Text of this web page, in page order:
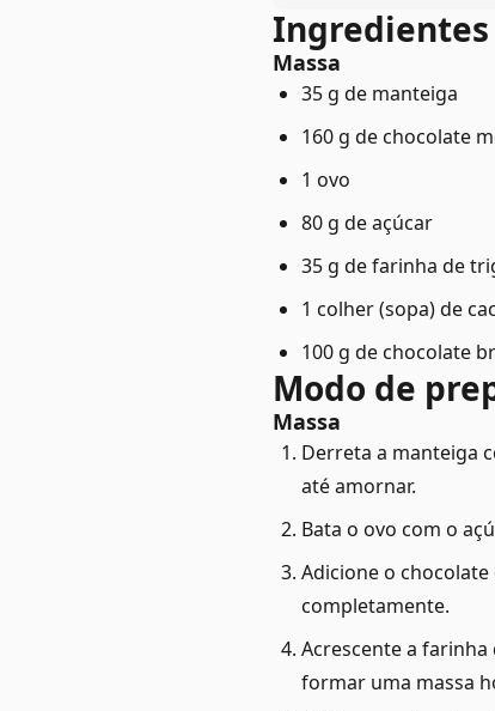
Ingredientes
Massa
35 g de manteiga
160 g de chocolate
1 ovo
80 g de açúcar
35 g de farinha de
1 colher (sopa) de
100 g de chocolate
Modo de
Massa
Derreta a manteiga
até amornar.
Bata o ovo com o
Adicione o
completamente.
Acrescente a
formar uma massa